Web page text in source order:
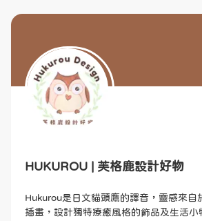
HUKUROU | 芙格鹿設計好物
Hukurou是日文貓頭鷹的譯音，靈感來自
插畫，設計獨特療癒風格的飾品及生活